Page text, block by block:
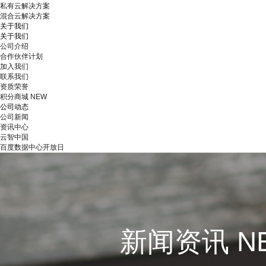
私有云解决方案
混合云解决方案
关于我们
关于我们
公司介绍
合作伙伴计划
加入我们
联系我们
资质荣誉
积分商城 NEW
公司动态
公司新闻
资讯中心
云智中国
百度数据中心开放日
新闻资讯